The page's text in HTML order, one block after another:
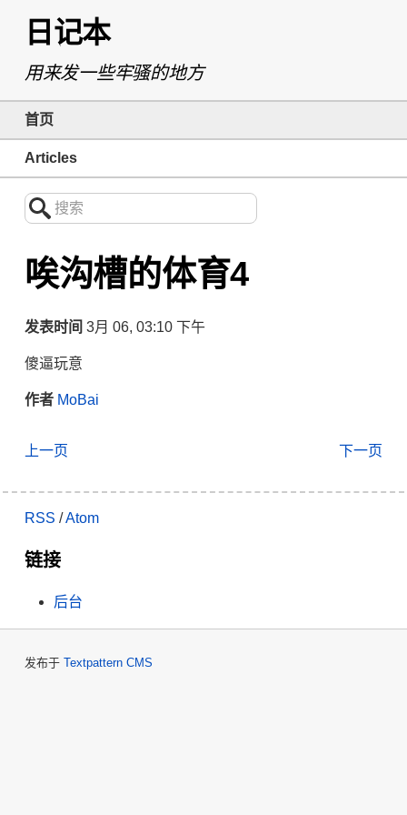
日记本
用来发一些牢骚的地方
首页
Articles
搜索
唉沟槽的体育4
发表时间 3月 06, 03:10 下午
傻逼玩意
作者 MoBai
上一页 下一页
RSS /Atom
链接
后台
发布于 Textpattern CMS